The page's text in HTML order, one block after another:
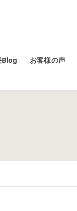
Blog お客様の声